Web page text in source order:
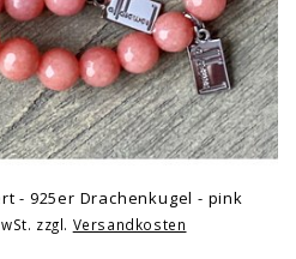
- 925er Drachenkugel - pink
zzgl. Versandkosten